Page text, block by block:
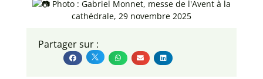
Photo : Gabriel Monnet, messe de l'Avent à la
cathédrale, 29 novembre 2025
Partager sur :